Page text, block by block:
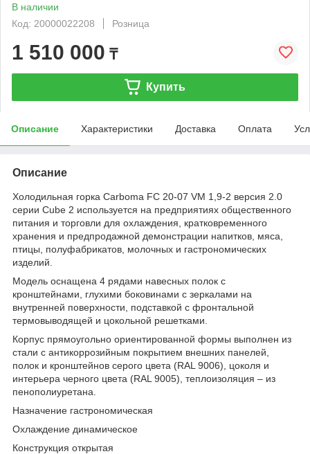
В наличии
Код: 20000022208
Розница
1 510 000 ₸
Купить
Описание Характеристики Доставка Оплата
Описание
Холодильная горка Carboma FC 20-07 VM 1,9-2 версия 2.0
серии Cube 2 используется на предприятиях общественного
питания и торговли для охлаждения, кратковременного
хранения и предпродажной демонстрации напитков, мяса,
птицы, полуфабрикатов, молочных и гастрономических
изделий.
Модель оснащена 4 рядами навесных полок с
кронштейнами, глухими боковинами с зеркалами на
внутренней поверхности, подставкой с фронтальной
термовыводящей и цокольной решетками.
Корпус прямоугольно ориентированной формы выполнен из
стали с антикоррозийным покрытием внешних панелей,
полок и кронштейнов серого цвета (RAL 9006), цоколя и
интерьера черного цвета (RAL 9005), теплоизоляция – из
пенополиуретана.
Назначение гастрономическая
Охлаждение динамическое
Конструкция открытая